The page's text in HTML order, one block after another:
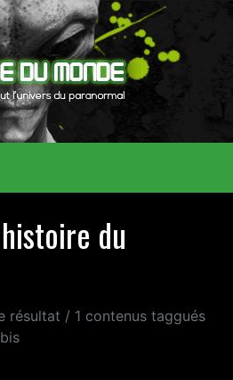
du
résultat / 1 contenus taggués